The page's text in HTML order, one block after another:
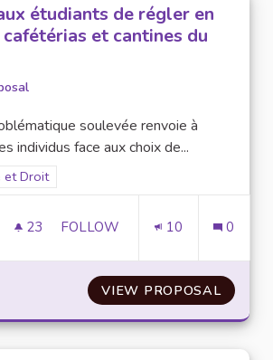
étudiants de régler en
cafétérias et cantines du
soulevée renvoie à
individus face aux choix de...
category:
for scope: Numérique et Droit
et Droit
23 23 FOLLOWERS
FOLLOW 10 0
VIEW PROPOSAL